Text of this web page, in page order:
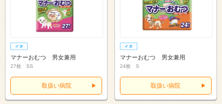
マナーおむつ 男女兼用
27枚 SS
取扱い病院
マナーおむつ 男女兼用
24枚 S
取扱い病院